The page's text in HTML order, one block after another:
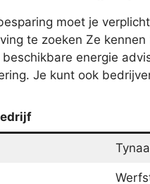
moet je
te zoeken Ze
energie
Je kunt ook